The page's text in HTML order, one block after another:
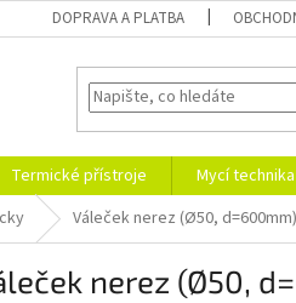
DOPRAVA A PLATBA
Termické přístroje Mycí technika
Váleček nerez (Ø50, d=600mm)
nerez (Ø50,